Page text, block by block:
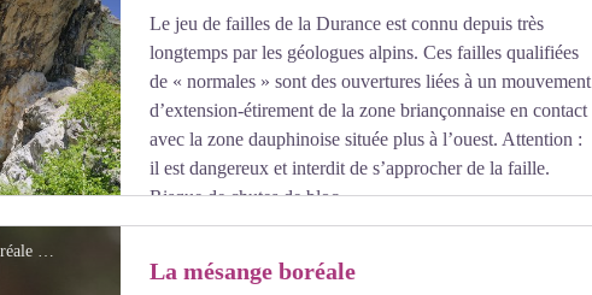
Le jeu de failles de la Durance est connu depuis très
longtemps par les géologues alpins. Ces failles qualifiées
de « normales » sont des ouvertures liées à un mouvement
d’extension-étirement de la zone briançonnaise en contact
avec la zone dauphinoise située plus à l’ouest. Attention :
il est dangereux et interdit de s’approcher de la faille.
Risque de chutes de bloc.
La mésange boréale - Mireille Coulon - Parc national des Écrins
La mésange boréale